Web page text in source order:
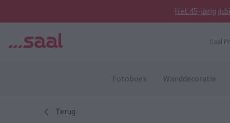
Het 45-jarig
Saal
Fotoboek Wanddecoratie
Terug